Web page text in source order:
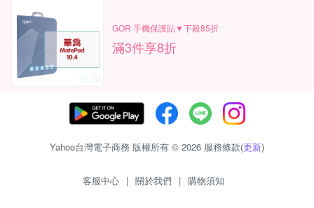
GOR 手機保護貼▼下殺85折
滿3件享8折
Yahoo台灣電子商務 版權所有 © 2026 服務條款(更新)
客服中心 | 關於我們 | 購物須知